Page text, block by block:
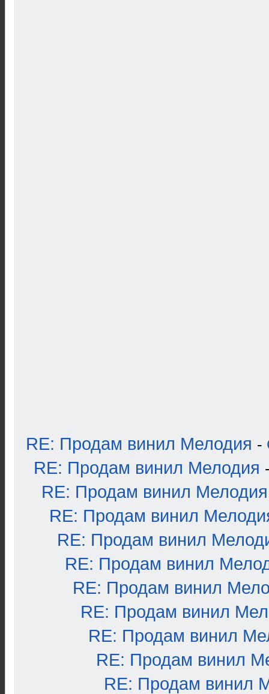
RE: Продам винил Мелодия -
RE: Продам винил Мелодия
RE: Продам винил Мелодия
RE: Продам винил
RE: Продам винил
RE: Продам винил
RE: Продам винил
RE: Продам винил
RE: Продам винил
RE: Продам винил
RE: Продам винил